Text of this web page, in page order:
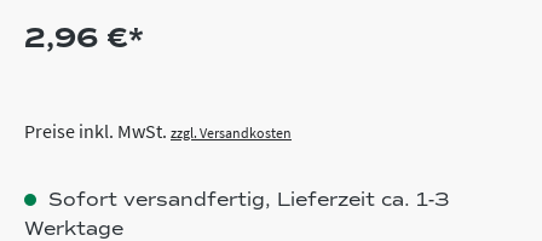
2,96 €*
Preise inkl. MwSt. zzgl. Versandkosten
Sofort versandfertig, Lieferzeit ca. 1-3
Werktage